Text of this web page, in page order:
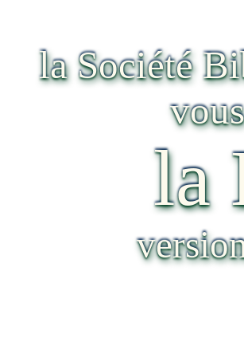
la Société
la